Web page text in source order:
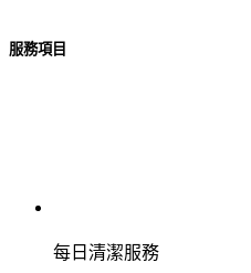
服務項目
每日清潔服務